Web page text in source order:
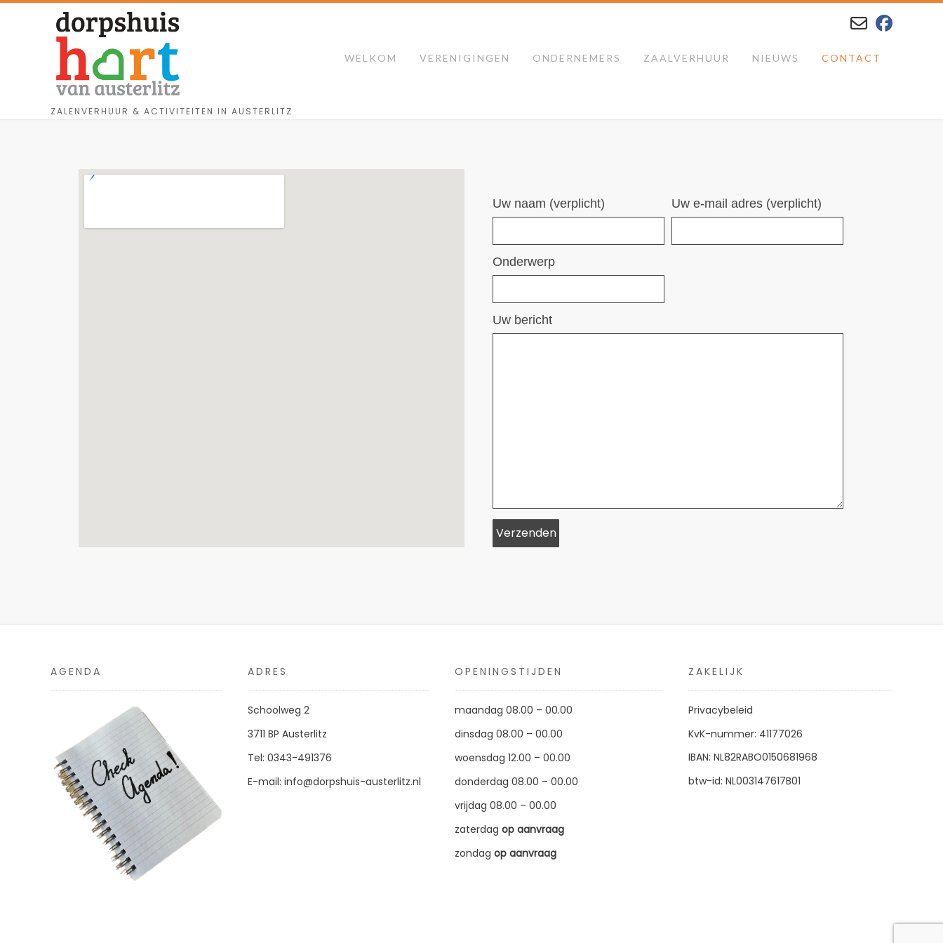
ZALENVERHUUR & ACTIVITEITEN IN AUSTERLITZ
WELKOM VERENIGINGEN ONDERNEMERS ZAALVERHUUR NIEUWS CONTACT
Uw naam (verplicht) Uw e-mail adres (verplicht)
Onderwerp
Uw bericht
AGENDA ADRES
Schoolweg 2
3711 BP Austerlitz
Tel: 0343-491376
E-mail: info@dorpshuis-austerlitz.nl
OPENINGSTIJDEN
maandag 08.00 – 00.00
dinsdag 08.00 – 00.00
woensdag 12.00 – 00.00
donderdag 08.00 – 00.00
vrijdag 08.00 – 00.00
zaterdag op aanvraag
zondag op aanvraag
ZAKELIJK
Privacybeleid
KvK-nummer: 41177026
IBAN: NL82RABO0150681968
btw-id: NL003147617B01